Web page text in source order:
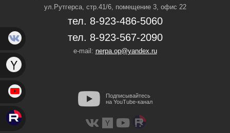
ул.Рутгерса, стр.41/6, помещение 3, офис 22
тел. 8-923-486-5060
тел. 8-923-567-2090
e-mail: nerpa.op@yandex.ru
Подписывайтесь
на YouTube-канал